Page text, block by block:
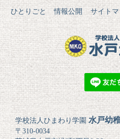
ひとりごと
情報公開 サイト
学校法人ひまわり学園水戸幼
〒310-0034